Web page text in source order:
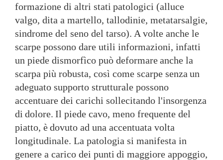
formazione di altri stati patologici (alluce
valgo, dita a martello, tallodinie, metatarsalgie,
sindrome del seno del tarso). A volte anche le
scarpe possono dare utili informazioni, infatti
un piede dismorfìco può deformareanche la
scarpa più robusta, così come scarpe senza un
adeguato supporto strutturale possono
accentuare dei carichi sollecitando l'insorgenza
di dolore. Il piede cavo, meno frequente del
piatto, èdovuto ad una accentuata volta
longitudinale. La patologia si manifesta in
genere a carico dei punti di maggiore appoggio,